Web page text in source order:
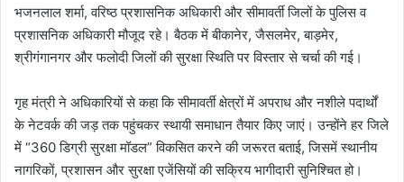
भजनलाल शर्मा, वरिष्ठ प्रशासनिक अधिकारी और सीमावर्ती जिलों के पुलिस व
प्रशासनिक अधिकारी मौजूद रहे। बैठक में बीकानेर, जैसलमेर, बाड़मेर,
श्रीगंगानगर और फलोदी जिलों की सुरक्षा स्थिति पर विस्तार से चर्चा की गई।
गृह मंत्री ने अधिकारियों से कहा कि सीमावर्ती क्षेत्रों में अपराध और नशीले पदार्थों
के नेटवर्क की जड़ तक पहुंचकर स्थायी समाधान तैयार किए जाएं। उन्होंने हर जिले
में “360 डिग्री सुरक्षा मॉडल” विकसित करने की जरूरत बताई, जिसमें स्थानीय
नागरिकों, प्रशासन और सुरक्षा एजेंसियों की सक्रिय भागीदारी सुनिश्चित हो।